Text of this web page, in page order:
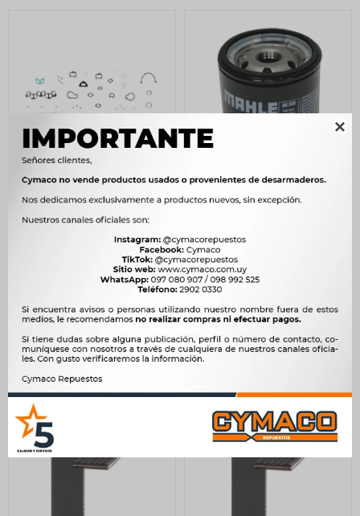

JUNTA CITROEN -
MOTOR XUD7 - XUD9 C-
RETENES S-TAPA ILLINOIS
3.169
$2.629
FILTRO ACEITE FORD